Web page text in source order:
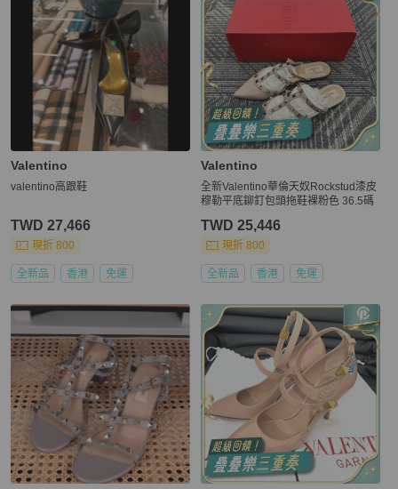
Valentino
valentino高跟鞋
TWD 27,466
現折 800
全新品 香港 免運
Valentino
全新Valentino華倫天奴Rockstud漆皮
穆勒平底鉚釘包頭拖鞋裸粉色 36.5碼
TWD 25,446
現折 800
全新品 香港 免運